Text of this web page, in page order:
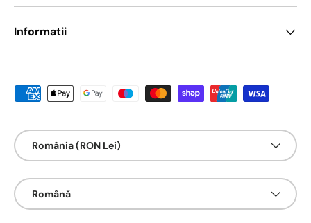
Informatii
Metode de platā acceptate
Țarǎ/Regiune
România (RON Lei)
Limbā
Română